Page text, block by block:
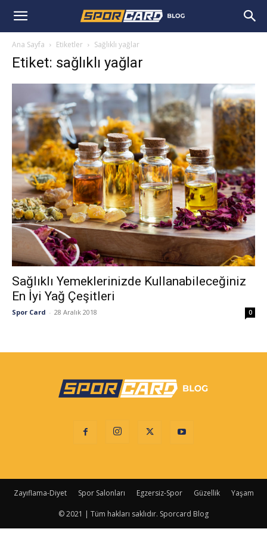
Ana Sayfa Etiketler Sağlıklı yağlar
Etiket: sağlıklı yağlar
Sağlıklı Yemeklerinizde Kullanabileceğiniz
En İyi Yağ Çeşitleri
Spor Card - 28 Aralık 2018 0
Zayıflama-Diyet Spor Salonları Egzersiz-Spor Güzellik Yaşam
© 2021 | Tüm hakları saklıdır. Sporcard Blog